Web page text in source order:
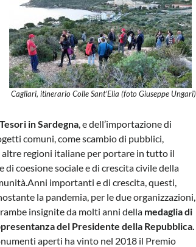
Cagliari, itinerario Colle Sant’Elia (foto Giuseppe Ungari)
in Sardegna , e dell’importazione di
comuni, come scambio di pubblici,
regioni italiane per portare in tutto il
di coesione sociale e di crescita civile della
Anni importanti e di crescita, questi,
la pandemia, per le due organizzazioni,
insignite da molti anni della medaglia di
del Presidente della Repubblica.
aperti ha vinto nel 2018 il Premio